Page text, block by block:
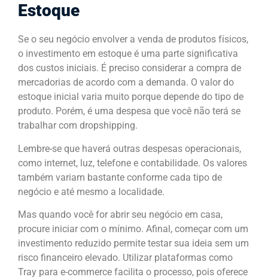
Estoque
Se o seu negócio envolver a venda de produtos físicos,
o investimento em estoque é uma parte significativa
dos custos iniciais. É preciso considerar a compra de
mercadorias de acordo com a demanda. O valor do
estoque inicial varia muito porque depende do tipo de
produto. Porém, é uma despesa que você não terá se
trabalhar com dropshipping.
Lembre-se que haverá outras despesas operacionais,
como internet, luz, telefone e contabilidade. Os valores
também variam bastante conforme cada tipo de
negócio e até mesmo a localidade.
Mas quando você for abrir seu negócio em casa,
procure iniciar com o mínimo. Afinal, começar com um
investimento reduzido permite testar sua ideia sem um
risco financeiro elevado. Utilizar plataformas como
Tray para e-commerce facilita o processo, pois oferece